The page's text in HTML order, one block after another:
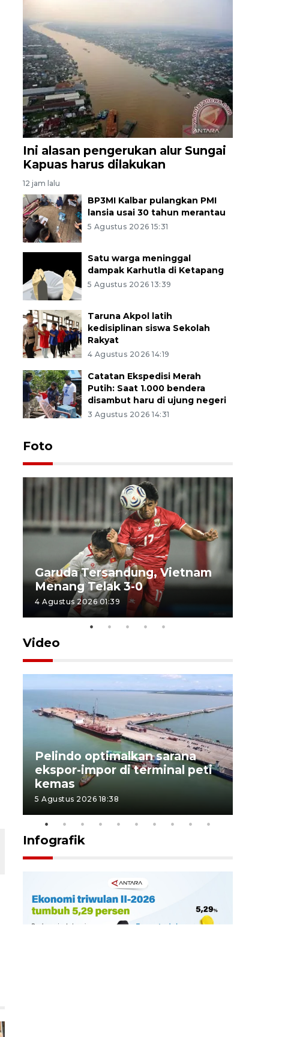
Ini alasan pengerukan alur Sungai
Kapuas harus dilakukan
12 jam lalu
BP3MI Kalbar pulangkan PMI
lansia usai 30 tahun merantau
5 Agustus 2026 15:31
Satu warga meninggal
dampak Karhutla di Ketapang
5 Agustus 2026 13:39
Taruna Akpol latih
kedisiplinan siswa Sekolah
Rakyat
4 Agustus 2026 14:19
Catatan Ekspedisi Merah
Putih: Saat 1.000 bendera
disambut haru di ujung negeri
3 Agustus 2026 14:31
Foto
Garuda Tersandung, Vietnam
Menang Telak 3-0
4 Agustus 2026 01:39
Video
Pelindo optimalkan sarana
ekspor-impor di terminal peti
kemas
5 Agustus 2026 18:38
Infografik